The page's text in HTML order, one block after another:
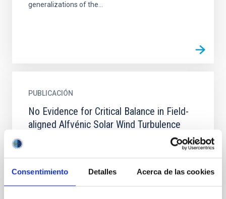
Consentimiento Detalles Acerca de las cookies
generalizations of the...
PUBLICACIÓN
No Evidence for Critical Balance in Field-
aligned Alfvénic Solar Wind Turbulence
The properties of Alfvénic solar wind turbulence
spectral...